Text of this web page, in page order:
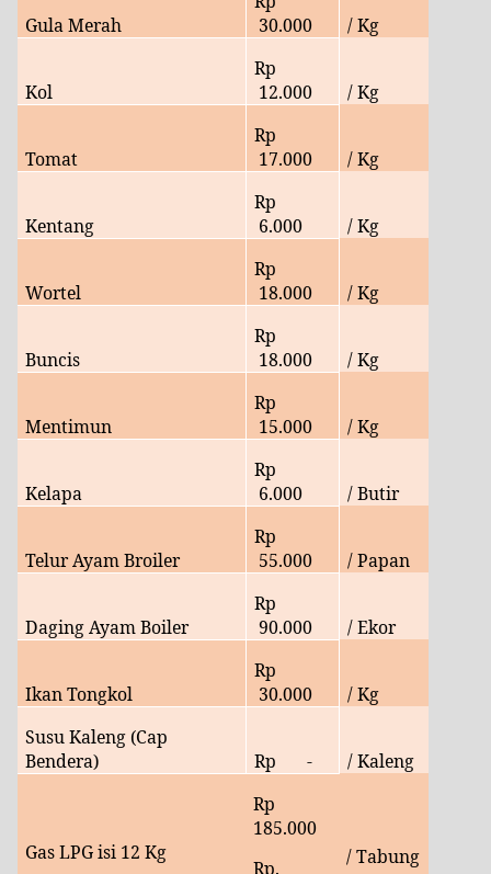
Gula Merah
30.000 / Kg
Kol
Rp
12.000 / Kg
Tomat
Rp
17.000 / Kg
Kentang
Rp
6.000 / Kg
Wortel
Rp
18.000 / Kg
Buncis
Rp
18.000 / Kg
Mentimun
Rp
15.000 / Kg
Kelapa
Rp
6.000 / Butir
Telur Ayam Broiler
Rp
55.000 / Papan
Daging Ayam Boiler
Rp
90.000 / Ekor
Ikan Tongkol
Rp
30.000
/ Kg
Susu Kaleng (Cap
Bendera)
Rp - / Kaleng
Gas LPG isi 12 Kg
Rp
185.000
Rp.
/ Tabung